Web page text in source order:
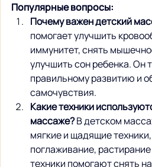
Популярные вопросы:
Почему важен детский
помогает улучшить
иммунитет, снять
улучшить сон ребенка. Он
правильному развитию и
самочувствия.
Какие техники
массаже? В детском
мягкие и щадящие
поглаживание,
техники помогают снять